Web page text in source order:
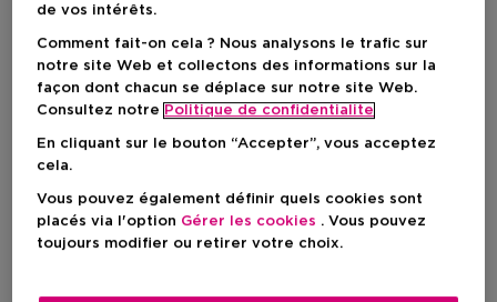
Choisissez votre format
200 ML En stock
Prix promotionnel
92,00 €
Prix promotionnel
92,00 €
de vos intérêts.
Comment fait-on cela ? Nous analysons le trafic sur
notre site Web et collectons des informations sur la
façon dont chacun se déplace sur notre site Web.
Consultez notre Politique de confidentialite
En cliquant sur le bouton “Accepter”, vous acceptez
cela.
Vous pouvez également définir quels cookies sont
placés via l'option Gérer les cookies . Vous pouvez
toujours modifier ou retirer votre choix.